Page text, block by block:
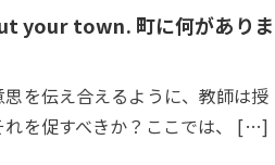
your town. 町に何がありま
を伝え合えるように、教師は授
れを促すべきか？ここでは、 […]